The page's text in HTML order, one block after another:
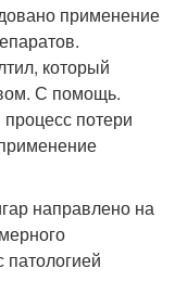
применение
который
С помощь.
потери
направлено на